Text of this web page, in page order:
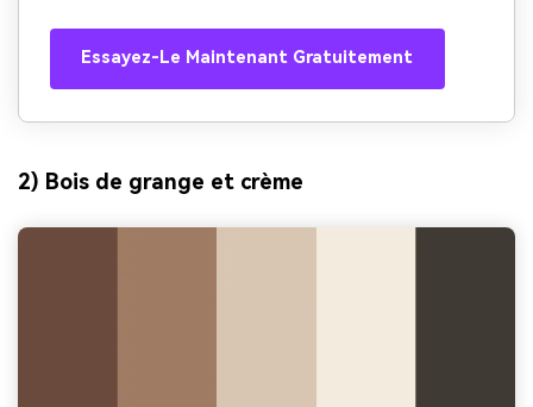
Essayez-Le Maintenant Gratuitement
2) Bois de grange et crème